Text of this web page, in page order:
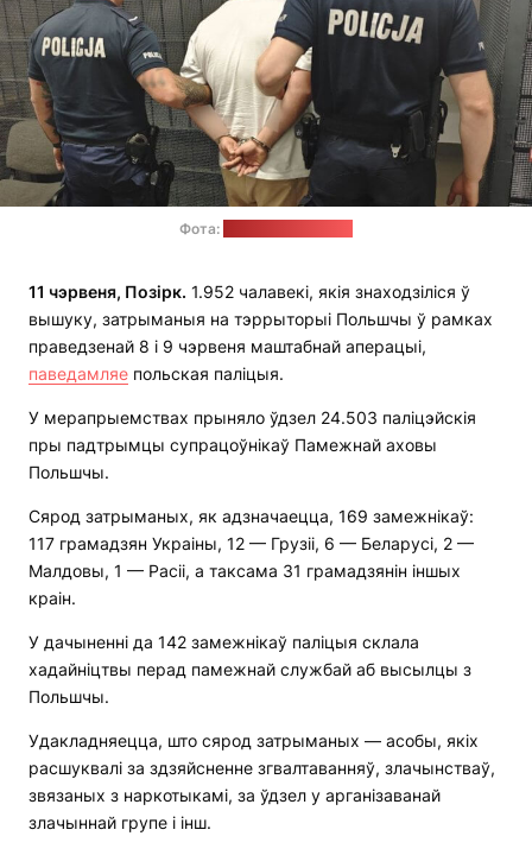
Фота:
11 чэрвеня, Позірк. 1.952 чалавекі, якія знаходзіліся ў
вышуку, затрыманыя на тэррыторыі Польшчы ў рамках
праведзенай 8 і 9 чэрвеня маштабнай аперацыі,
паведамляе польская паліцыя.
У мерапрыемствах прыняло ўдзел 24.503 паліцэйскія
пры падтрымцы супрацоўнікаў Памежнай аховы
Польшчы.
Сярод затрыманых, як адзначаецца, 169 замежнікаў:
117 грамадзян Украіны, 12 — Грузіі, 6 — Беларусі, 2 —
Малдовы, 1 — Расіі, а таксама 31 грамадзянін іншых
краін.
У дачыненні да 142 замежнікаў паліцыя склала
хадайніцтвы перад памежнай службай аб высылцы з
Польшчы.
Удакладняецца, што сярод затрыманых — асобы, якіх
расшуквалі за здзяйсненне згвалтаванняў, злачынстваў,
звязаных з наркотыкамі, за ўдзел у арганізаванай
злачыннай групе і інш.